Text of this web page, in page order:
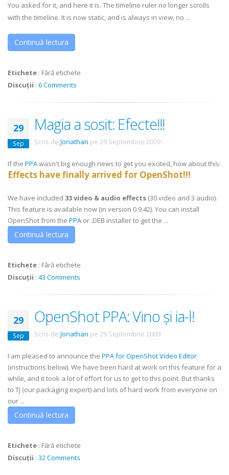
You asked for it, and here it is. The timeline ruler no longer scrolls
with the timeline. It is now static, and is always in view, no ...
Continuă lectura
Etichete : Fără etichete
Discuții : 6 Comments
29
Sep
Magia a sosit: Efecte!!!
Scris de Jonathan pe 29 Septembrie 2009 .
If the PPAwasn't big enough news to get you excited, how about this:
Effects have finally arrived for OpenShot!!!
We have included 33video & audio effects (30 video and 3 audio).
This feature is available now (in version 0.9.42). You can install
OpenShot from the PPA or .DEB installer to get the ...
Continuă lectura
Etichete : Fără etichete
Discuții : 43 Comments
29
Sep
OpenShot PPA: Vino și ia-l!
Scris de Jonathan pe 29 Septembrie 2009 .
I am pleased to announce the PPA for OpenShot Video Editor
(instructions below). We have been hard at work on this feature for a
while, and it took a lot of effort for us to get to this point. But thanks
to TJ (our packaging expert) and lots of hard work from everyone on
our ...
Continuă lectura
Etichete : Fără etichete
Discuții : 32 Comments